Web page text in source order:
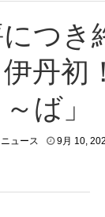
好評につき終了
好評につき終了
つき
丹初
ば」
ニュース 9月 10,